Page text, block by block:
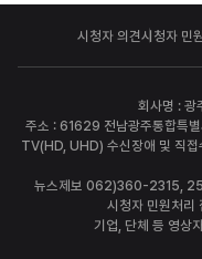
시청자 의견시청자 민
회사명 : 광
주소 : 61629 전남광주통합특
TV(HD, UHD) 수신장애 및 직
뉴스제보 062)360-2315,
시청자 민원처
기업, 단체 등 영